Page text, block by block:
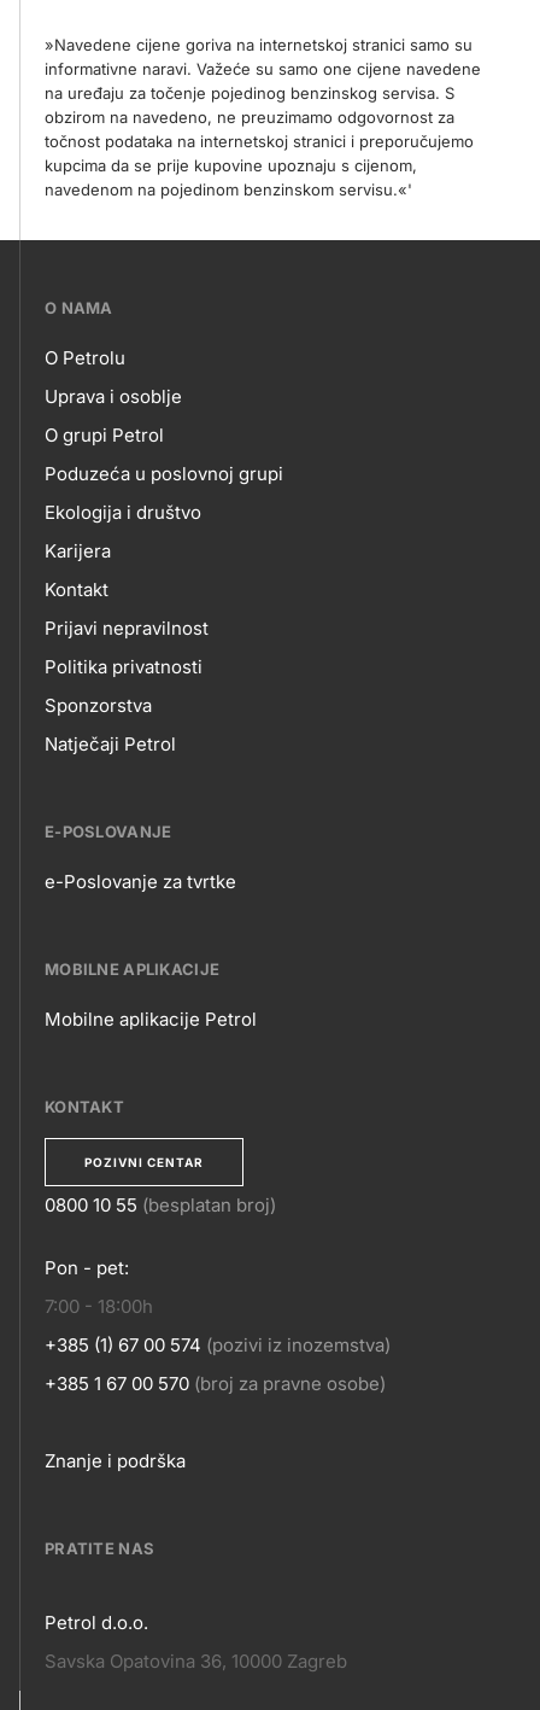
»Navedene cijene goriva na internetskoj stranici samo su
informativne naravi. Važeće su samo one cijene navedene
na uređaju za točenje pojedinog benzinskog servisa. S
obzirom na navedeno, ne preuzimamo odgovornost za
točnost podataka na internetskoj stranici i preporučujemo
kupcima da se prije kupovine upoznaju s cijenom,
navedenom na pojedinom benzinskom servisu.«'
???
skupno.footer-
title???
O NAMA
O
NAMA
O Petrolu
Uprava i osoblje
O grupi Petrol
Poduzeća u poslovnoj grupi
Ekologija i društvo
Karijera
Kontakt
Prijavi nepravilnost
Politika privatnosti
Sponzorstva
Natječaji Petrol
E-POSLOVANJE
POSLOVANJE
e-Poslovanje za tvrtke
MOBILNE APLIKACIJE
APLIKACIJE
Mobilne aplikacije Petrol
KONTAKT
POZIVNI CENTAR
KONTAKT
0800 10 55 (besplatan broj)
Pon - pet:
7:00 - 18:00h
+385 (1) 67 00 574 (pozivi iz inozemstva)
+385 1 67 00 570 (broj za pravne osobe)
Footer
Znanje i podrška
PRATITE NAS
Pratite
Petrol d.o.o.
Savska Opatovina 36, 10000 Zagreb